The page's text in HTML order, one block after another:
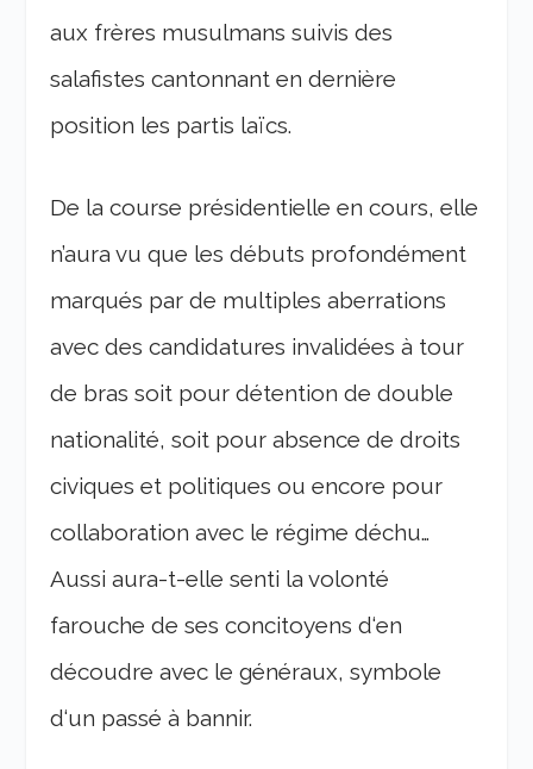
aux frères musulmans suivis des
salafistes cantonnant en dernière
position les partis laïcs.
De la course présidentielle en cours, elle
n’aura vu que les débuts profondément
marqués par de multiples aberrations
avec des candidatures invalidées à tour
de bras soit pour détention de double
nationalité, soit pour absence de droits
civiques et politiques ou encore pour
collaboration avec le régime déchu…
Aussi aura-t-elle senti la volonté
farouche de ses concitoyens d‘en
découdre avec le généraux, symbole
d‘un passé à bannir.